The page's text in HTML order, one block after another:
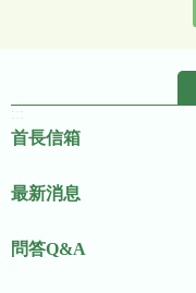
首長信箱
最新消息
問答Q&A